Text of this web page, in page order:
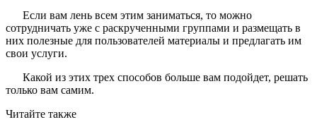
Если вам лень всем этим заниматься, то можно
сотрудничать уже с раскрученными группами и размещать в
них полезные для пользователей материалы и предлагать им
свои услуги.
Какой из этих трех способов больше вам подойдет, решать
только вам самим.
Читайте также